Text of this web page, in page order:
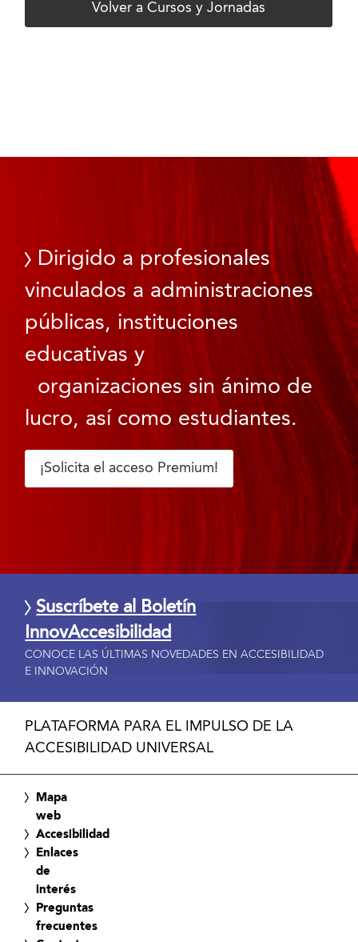
Volver a Cursos y Jornadas
Dirigido a profesionales
vinculados a administraciones
públicas, instituciones
educativas y
organizaciones sin ánimo de
lucro, así como estudiantes.
¡Solicita el acceso Premium!
Suscríbete al Boletín
InnovAccesibilidad
CONOCE LAS ÚLTIMAS NOVEDADES EN ACCESIBILIDAD
E INNOVACIÓN
PLATAFORMA PARA EL IMPULSO DE LA
ACCESIBILIDAD UNIVERSAL
Mapa
web
Accesibilidad
Enlaces
de
interés
Preguntas
frecuentes